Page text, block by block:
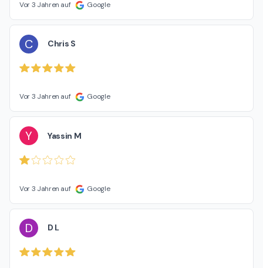
Vor 3 Jahren auf Google
C Chris S
Vor 3 Jahren auf Google
Y Yassin M
Vor 3 Jahren auf Google
D D L